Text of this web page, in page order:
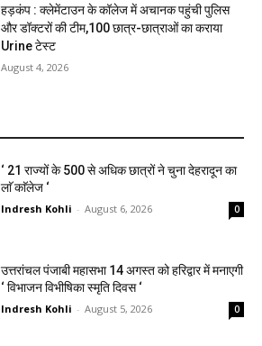
हड़कंप : क्लेमेंटाउन के कॉलेज में अचानक पहुंची पुलिस
और डॉक्टरों की टीम,100 छात्र-छात्राओं का कराया
Urine टेस्ट
August 4, 2026
‘ 21 राज्यों के 500 से अधिक छात्रों ने चुना देहरादून का
लाॅ काॅलेज ‘
Indresh Kohli - August 6, 2026 0
उत्तरांचल पंजाबी महासभा 14 अगस्त को हरिद्वार में मनाएगी
‘ विभाजन विभीषिका स्मृति दिवस ‘
Indresh Kohli - August 5, 2026 0